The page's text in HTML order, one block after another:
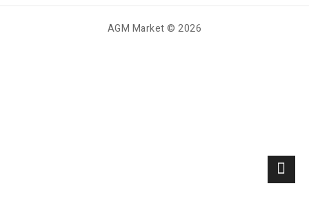
AGM Market © 2026